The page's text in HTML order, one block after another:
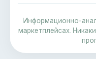
Информационно-
маркетплейсах.